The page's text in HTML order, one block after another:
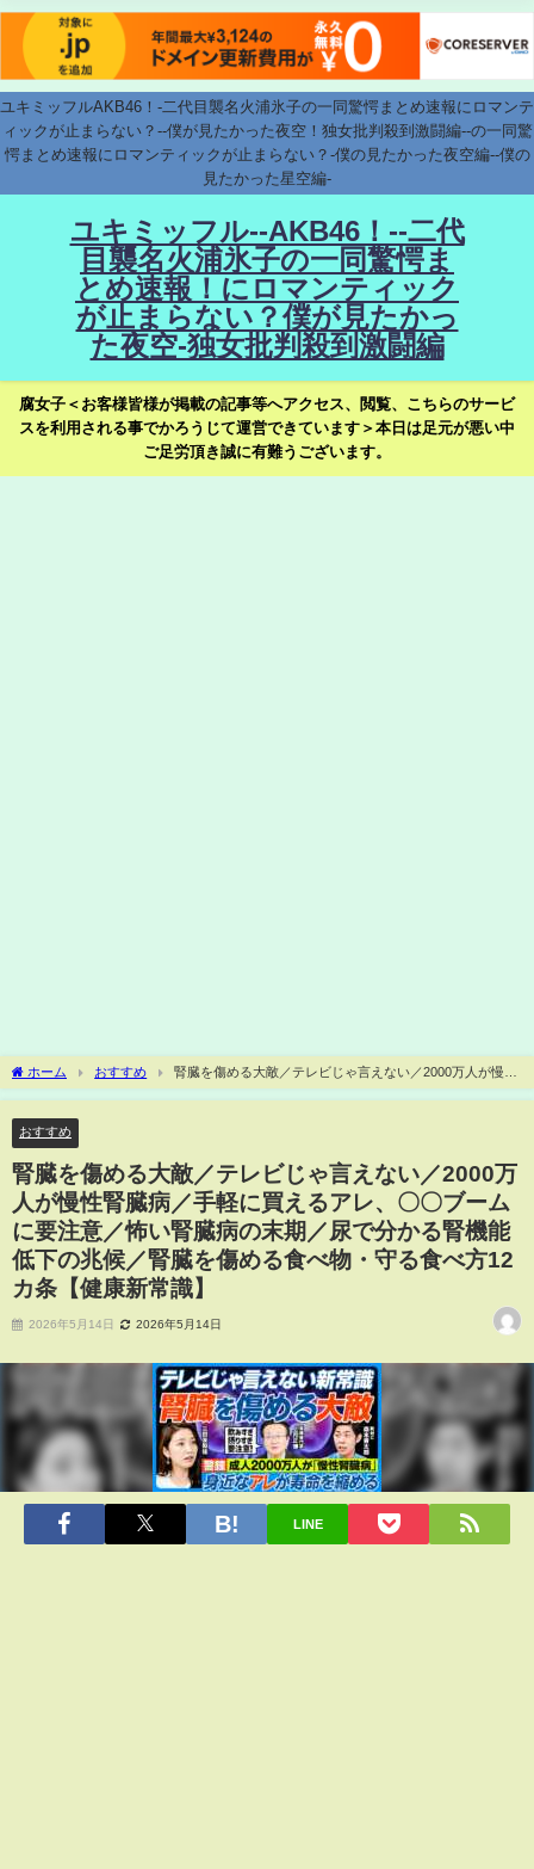
ユキミッフルAKB46！-二代目襲名火浦氷子の一同驚愕まとめ速報にロマンテ
ィックが止まらない？--僕が見たかった夜空！独女批判殺到激闘編--の一同驚
愕まとめ速報にロマンティックが止まらない？-僕の見たかった夜空編--僕の
見たかった星空編-
ユキミッフル--AKB46！--二代
目襲名火浦氷子の一同驚愕ま
とめ速報！にロマンティック
が止まらない？僕が見たかっ
た夜空-独女批判殺到激闘編
腐女子＜お客様皆様が掲載の記事等へアクセス、閲覧、こちらのサービ
スを利用される事でかろうじて運営できています＞本日は足元が悪い中
ご足労頂き誠に有難うございます。
ホーム おすすめ
腎臓を傷める大敵／テレビじゃ言えない／2000万人が慢性
腎臓病／手軽に買えるアレ、〇〇ブームに要注意／怖い腎臓病の末期／尿で分かる腎
おすすめ
腎臓を傷める大敵／テレビじゃ言えない／2000万
人が慢性腎臓病／手軽に買えるアレ、〇〇ブーム
に要注意／怖い腎臓病の末期／尿で分かる腎機能
低下の兆候／腎臓を傷める食べ物・守る食べ方12
カ条【健康新常識】
2026年5月14日 2026年5月14日
LINE